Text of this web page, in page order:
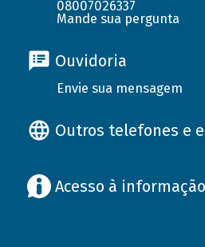
08007026337
Mande sua pergunta
Ouvidoria
Envie sua mensagem
Outros telefones e
Acesso à informação